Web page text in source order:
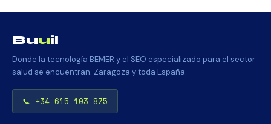
Buuil
Donde la tecnología BEMER y el SEO especializado para el sector
salud se encuentran. Zaragoza y toda España.
📞 +34 615 103 875